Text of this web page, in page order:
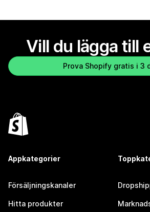
Vill du lägga till
Prova Shopify gratis i 3
Appkategorier
Försäljningskanaler
Hitta produkter